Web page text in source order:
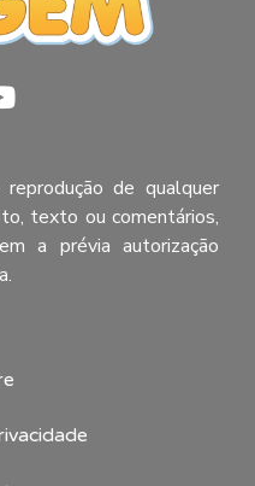
de qualquer
texto ou comentários,
a prévia autorização